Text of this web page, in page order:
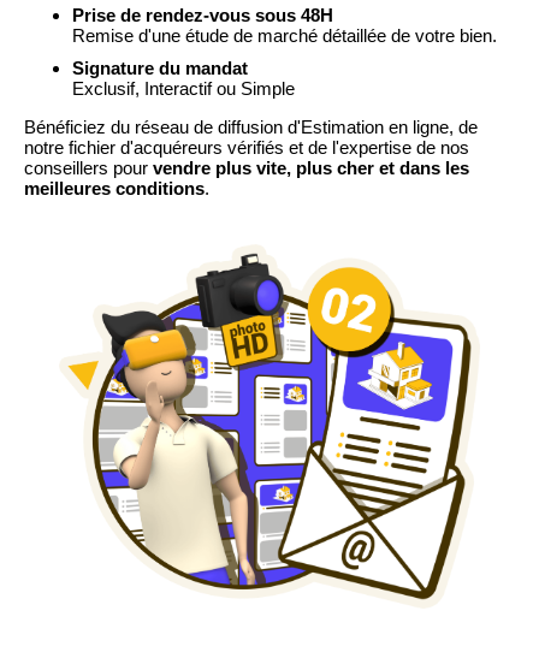
Prise de rendez-vous sous 48H
Remise d'une étude de marché détaillée de votre bien.
Signature du mandat
Exclusif, Interactif ou Simple
Bénéficiez du réseau de diffusion d'Estimation en ligne, de
notre fichier d'acquéreurs vérifiés et de l'expertise de nos
conseillers pour vendre plus vite, plus cher et dans les
meilleures conditions.